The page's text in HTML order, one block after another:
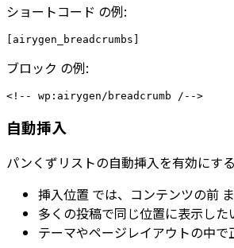
ショートコード の例:
ブロック の例:
自動挿入
パンくずリストの自動挿入を有効にする
挿入位置 では、 コンテンツの前
多くの投稿で同じ位置に表示した
テーマやページレイアウトの中で